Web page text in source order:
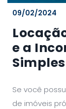
09/02/2024
e a
Se você
de imóveis